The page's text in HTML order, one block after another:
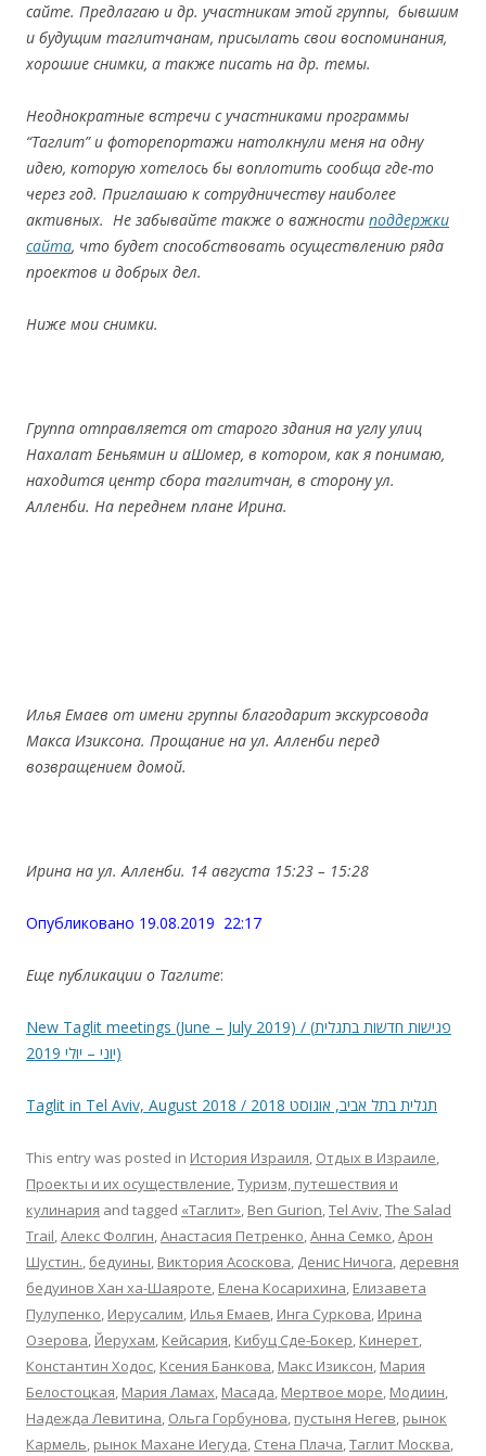
сайте. Предлагаю и др. участникам этой группы, бывшим
и будущим таглитчанам, присылать свои воспоминания,
хорошие снимки, а также писать на др. темы.
Неоднократные встречи с участниками программы
“Таглит” и фоторепортажи натолкнули меня на одну
идею, которую хотелось бы воплотить сообща где-то
через год. Приглашаю к сотрудничеству наиболее
активных. Не забывайте также о важности поддержки
сайта, что будет способствовать осуществлению ряда
проектов и добрых дел.
Ниже мои снимки.
Группа отправляется от старого здания на углу улиц
Нахалат Беньямин и аШомер, в котором, как я понимаю,
находится центр сбора таглитчан, в сторону ул.
Алленби. На переднем плане Ирина.
Илья Емаев от имени группы благодарит экскурсовода
Макса Изиксона. Прощание на ул. Алленби перед
возвращением домой.
Ирина на ул. Алленби. 14 августа 15:23 – 15:28
Опубликовано 19.08.2019 22:17
Еще публикации о Таглите:
New Taglit meetings (June – July 2019) / (פגישות חדשות בתגלית
(יוני – יולי 2019
Taglit in Tel Aviv, August 2018 / תגלית בתל אביב, אוגוסט 2018
This entry was posted in История Израиля, Отдых в Израиле,
Проекты и их осуществление,Туризм, путешествия и
кулинария and tagged «Таглит», Ben Gurion,Tel Aviv,The Salad
Trail,Алекс Фолгин,Анастасия Петренко,Анна Семко,Арон
Шустин., бедуины, Виктория Асоскова, Денис Ничога, деревня
бедуинов Хан ха-Шаяроте, Елена Косарихина, Елизавета
Пулупенко, Иерусалим, Илья Емаев, Инга Суркова, Ирина
Озерова, Йерухам, Кейсария, Кибуц Сде-Бокер, Кинерет,
Константин Ходос, Ксения Банкова, Макс Изиксон, Мария
Белостоцкая, Мария Ламах, Масада, Мертвое море, Модиин,
Надежда Левитина, Ольга Горбунова, пустыня Негев, рынок
Кармель, рынок Махане Иегуда, Стена Плача,Таглит Москва,